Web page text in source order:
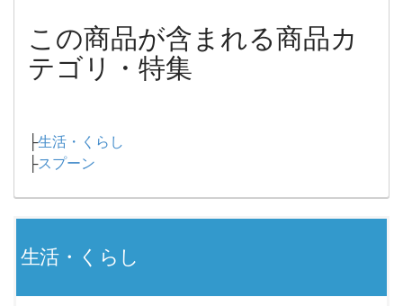
この商品が含まれる商品カ
テゴリ・特集
├生活・くらし
├スプーン
生活・くらし